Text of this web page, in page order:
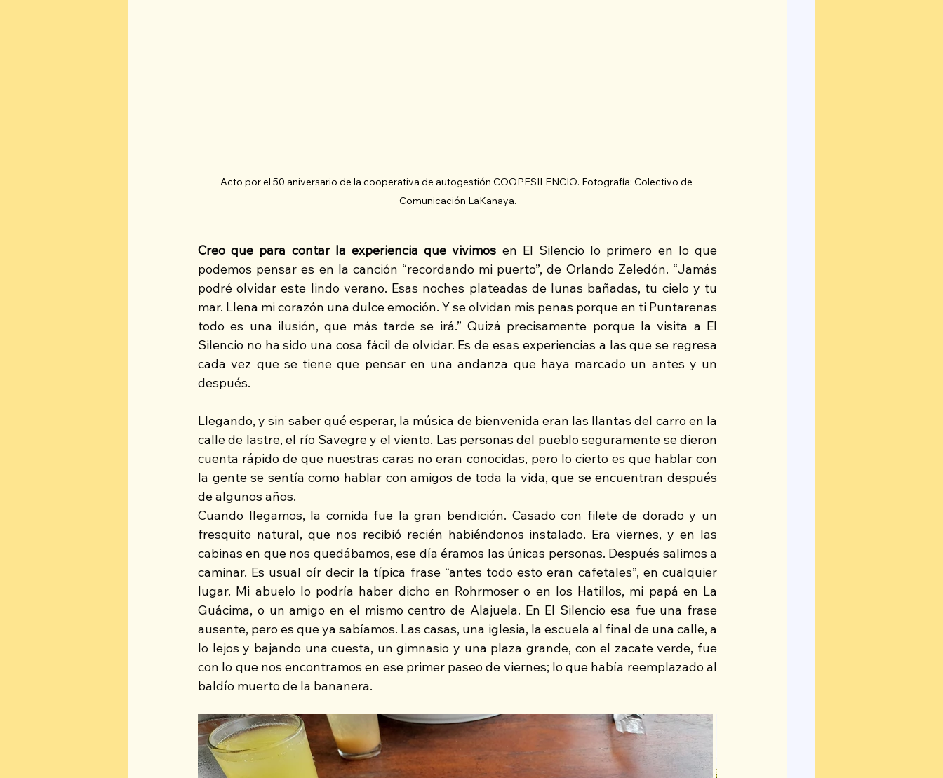
Acto por el 50 aniversario de la cooperativa de autogestión COOPESILENCIO. Fotografía: Colectivo de
Comunicación LaKanaya.
Creo que para contar la experiencia que vivimos en El Silencio lo primero en lo que
podemos pensar es en la canción “recordando mi puerto”, de Orlando Zeledón. “Jamás
podré olvidar este lindo verano. Esas noches plateadas de lunas bañadas, tu cielo y tu
mar. Llena mi corazón una dulce emoción. Y se olvidan mis penas porque en ti Puntarenas
todo es una ilusión, que más tarde se irá.” Quizá precisamente porque la visita a El
Silencio no ha sido una cosa fácil de olvidar. Es de esas experiencias a las que se regresa
cada vez que se tiene que pensar en una andanza que haya marcado un antes y un
después.
Llegando, y sin saber qué esperar, la música de bienvenida eran las llantas del carro en la
calle de lastre, el río Savegre y el viento. Las personas del pueblo seguramente se dieron
cuenta rápido de que nuestras caras no eran conocidas, pero lo cierto es que hablar con
la gente se sentía como hablar con amigos de toda la vida, que se encuentran después
de algunos años.
Cuando llegamos, la comida fue la gran bendición. Casado con filete de dorado y un
fresquito natural, que nos recibió recién habiéndonos instalado. Era viernes, y en las
cabinas en que nos quedábamos, ese día éramos las únicas personas. Después salimos a
caminar. Es usual oír decir la típica frase “antes todo esto eran cafetales”, en cualquier
lugar. Mi abuelo lo podría haber dicho en Rohrmoser o en los Hatillos, mi papá en La
Guácima, o un amigo en el mismo centro de Alajuela. En El Silencio esa fue una frase
ausente, pero es que ya sabíamos. Las casas, una iglesia, la escuela al final de una calle, a
lo lejos y bajando una cuesta, un gimnasio y una plaza grande, con el zacate verde, fue
con lo que nos encontramos en ese primer paseo de viernes; lo que había reemplazado al
baldío muerto de la bananera.